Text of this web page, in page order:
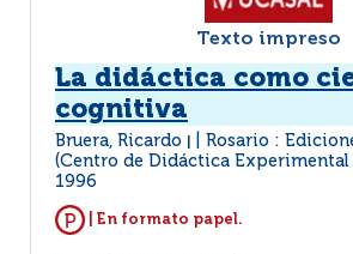
Texto impreso
La didáctica como
cognitiva
Bruera, Ricardo
Rosario :
(Centro de Didáctica Experimental
1996
| En formato papel.